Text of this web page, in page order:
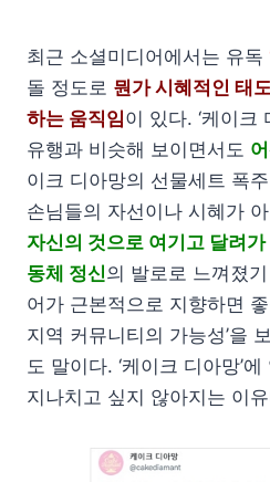
최근 소셜미디어에서는 유독
돌 정도로 뭔가 시혜적인 태
하는 움직임이 있다. ‘케이크
유행과 비슷해 보이면서도
이크 디아망의 선물세트 폭
손님들의 자선이나 시혜가
자신의 것으로 여기고 달려
동체 정신의 발로로 느껴졌
어가 근본적으로 지향하면
지역 커뮤니티의 가능성’을
도 말이다. ‘케이크 디아망’
지나치고 싶지 않아지는 이